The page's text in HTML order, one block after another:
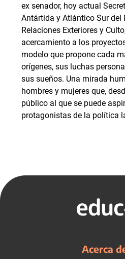
ex senador, hoy actual
Antártida y Atlántico Sur del
Relaciones Exteriores y
acercamiento a los
modelo que propone cada
orígenes, sus luchas
sus sueños. Una mirada
hombres y mujeres que,
público al que se puede
protagonistas de la política
Acerca